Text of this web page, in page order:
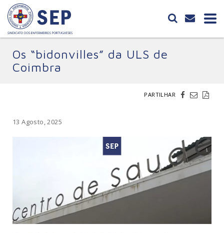
Os “bidonvilles” da ULS de
Coimbra
PARTILHAR
13 Agosto, 2025